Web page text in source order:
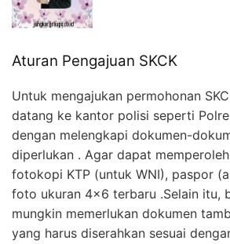
Aturan Pengajuan SKCK
Untuk mengajukan permohonan
datang ke kantor polisi seperti
dengan melengkapi dokumen-
diperlukan . Agar dapat
fotokopi KTP (untuk WNI), paspor
foto ukuran 4×6 terbaru .Selain itu,
mungkin memerlukan dokumen
yang harus diserahkan sesuai